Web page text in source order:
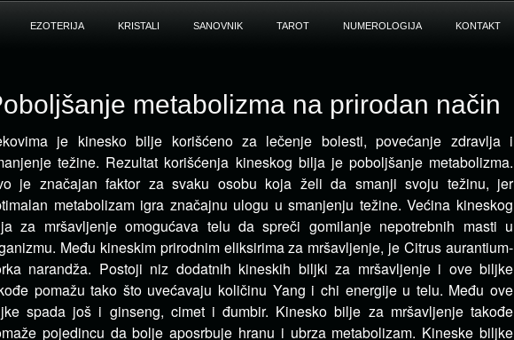
EZOTERIJA KRISTALI SANOVNIK TAROT NUMEROLOGIJA KONTAKT
metabolizma na prirodan način
je kinesko bilje korišćeno za lečenje bolesti, povećanje zdravlja i
težine. Rezultat korišćenja kineskog bilja je poboljšanje metabolizma.
je značajan faktor za svaku osobu koja želi da smanji svoju težinu, jer
metabolizam igra značajnu ulogu u smanjenju težine. Većina kineskog
za mršavljenje omogućava telu da spreči gomilanje nepotrebnih masti u
Među kineskim prirodnim eliksirima za mršavljenje, je Citrus aurantium-
narandža. Postoji niz dodatnih kineskih biljki za mršavljenje i ove biljke
pomažu tako što uvećavaju količinu Yang i chi energije u telu. Među ove
spada još i ginseng, cimet i đumbir. Kinesko bilje za mršavljenje takođe
pojedincu da bolje aposrbuje hranu i ubrza metabolizam. Kineske biljke